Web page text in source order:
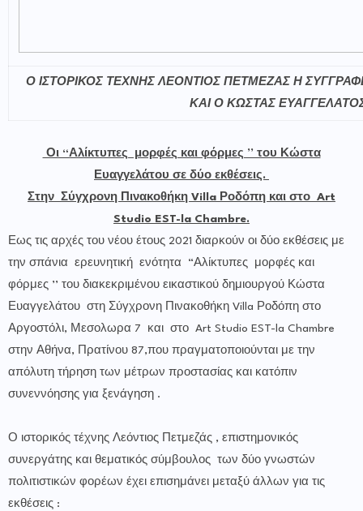
Ο ΙΣΤΟΡΙΚΟΣ ΤΕΧΝΗΣ ΛΕΟΝΤΙΟΣ ΠΕΤΜΕΖΑΣ Η
ΚΑΙ Ο ΚΩΣΤΑΣ
Οι “Αλίκτυπες μορφές και φόρμες ’’ του Κώστα
Ευαγγελάτου σε δύο εκθέσεις.
Στην Σύγχρονη Πινακοθήκη Villa Ροδόπη και στο Art
Studio EST-la Chambre.
Εως τις αρχές του νέου έτους 2021 διαρκούν οι δύο εκθέσεις με
την σπάνια ερευνητική ενότητα “Αλίκτυπες μορφές και
φόρμες ’’ του διακεκριμένου εικαστικού δημιουργού Κώστα
Ευαγγελάτου στη Σύγχρονη Πινακοθήκη Villa Ροδόπη στο
Αργοστόλι, Μεσολωρα 7 και στο Art Studio EST-la Chambre
στην Αθήνα, Πρατίνου 87,που πραγματοποιούνται με την
απόλυτη τήρηση των μέτρων προστασίας και κατόπιν
συνεννόησης για ξενάγηση .
Ο ιστορικός τέχνης Λεόντιος Πετμεζάς , επιστημονικός
συνεργάτης και θεματικός σύμβουλος των δύο γνωστών
πολιτιστικών φορέων έχει επισημάνει μεταξύ άλλων για τις
εκθέσεις :